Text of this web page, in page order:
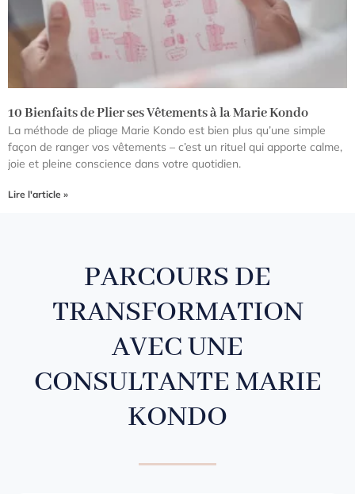
10 Bienfaits de Plier ses Vêtements à la Marie Kondo
La méthode de pliage Marie Kondo est bien plus qu’une simple
façon de ranger vos vêtements – c’est un rituel qui apporte calme,
joie et pleine conscience dans votre quotidien.
Lire l'article »
PARCOURS DE
TRANSFORMATION
AVEC UNE
CONSULTANTE MARIE
KONDO